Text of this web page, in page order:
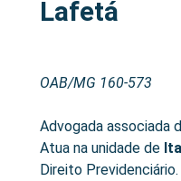
Lafetá
OAB/MG 160-573
Advogada associada
Atua na unidade de
Direito